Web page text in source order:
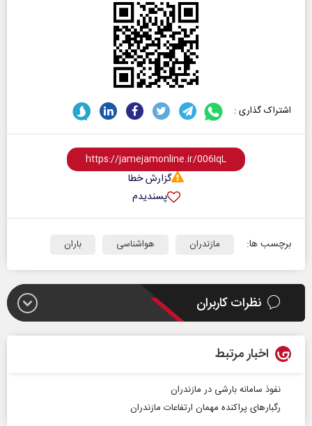
اشتراک گذاری :
گزارش خطا
پسندیدم
برچسب ها: مازندران هواشناسی باران
نظرات کاربران
اخبار مرتبط
نفوذ سامانه بارشی در مازندران
رگبارهای پراکنده مهمان ارتفاعات مازندران